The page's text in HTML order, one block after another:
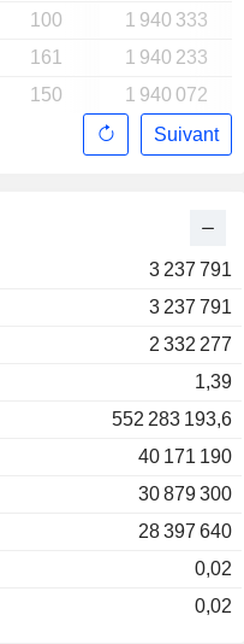
3 237 791
3 237 791
2 332 277
1,39
552 283 193,6
40 171 190
30 879 300
28 397 640
0,02
0,02
100
1 940 333
161
1 940 233
150
1 940 072
Suivant